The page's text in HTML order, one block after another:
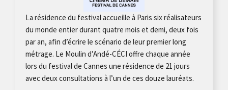
La résidence du festival accueille à Paris six réalisateurs
du monde entier durant quatre mois et demi, deux fois
par an, afin d’écrire le scénario de leur premier long
métrage. Le Moulin d’Andé-CÉCI offre chaque année
lors du festival de Cannes une résidence de 21 jours
avec deux consultations à l’un de ces douze lauréats.